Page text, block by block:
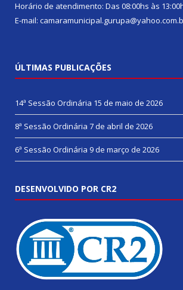
Horário de atendimento: Das 08:00hs às
E-mail:
ÚLTIMAS PUBLICAÇÕES
14ª Sessão Ordinária 15 de maio de 2026
8ª Sessão Ordinária 7 de abril de 2026
6ª Sessão Ordinária 9 de março de 2026
DESENVOLVIDO POR CR2